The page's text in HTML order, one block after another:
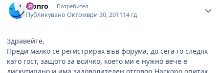
Monro Потребител
ПубликуваноОктомври 30, 201114 гд
Здравейте,
Преди малко се регистрирах във форума, до сега го следях
като гост, защото за всичко, което ми е нужно вече е